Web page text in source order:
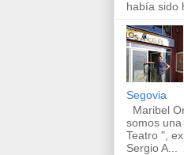
había sido
Segovia
Maribel
somos
Teatro ",
Sergio A...